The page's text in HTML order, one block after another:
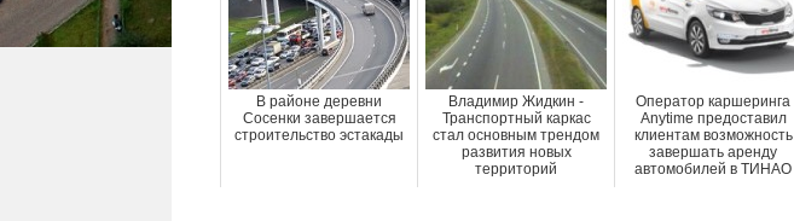
В районе деревни
Сосенки завершается
строительство эстакады
Владимир Жидкин -
Транспортный каркас
стал основным трендом
развития новых
территорий
Оператор каршеринга
Anytime предоставил
клиентам возможность
завершать аренду
автомобилей в ТИНАО